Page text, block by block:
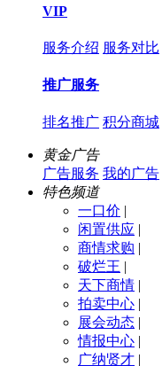
VIP
服务介绍 服务对比
推广服务
排名推广 积分商城
黄金广告
广告服务 我的广告
特色频道
一口价 |
闲置供应 |
商情求购 |
破烂王 |
天下商情 |
拍卖中心 |
展会动态 |
情报中心 |
广纳贤才 |